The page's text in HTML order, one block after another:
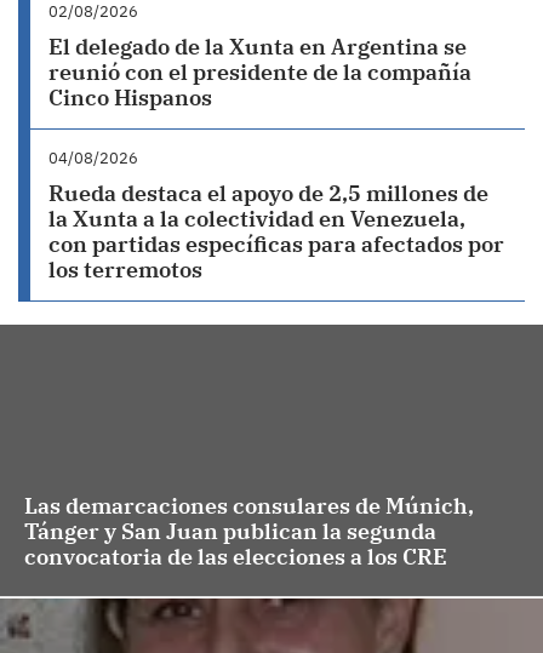
02/08/2026
El delegado de la Xunta en Argentina se
reunió con el presidente de la compañía
Cinco Hispanos
04/08/2026
Rueda destaca el apoyo de 2,5 millones de
la Xunta a la colectividad en Venezuela,
con partidas específicas para afectados por
los terremotos
Las demarcaciones consulares de Múnich,
Tánger y San Juan publican la segunda
convocatoria de las elecciones a los CRE